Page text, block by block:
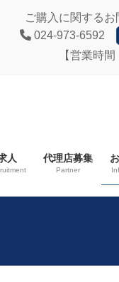
ご購入に関する
024-973-6592
【営業時
人 代理店募集
Partner